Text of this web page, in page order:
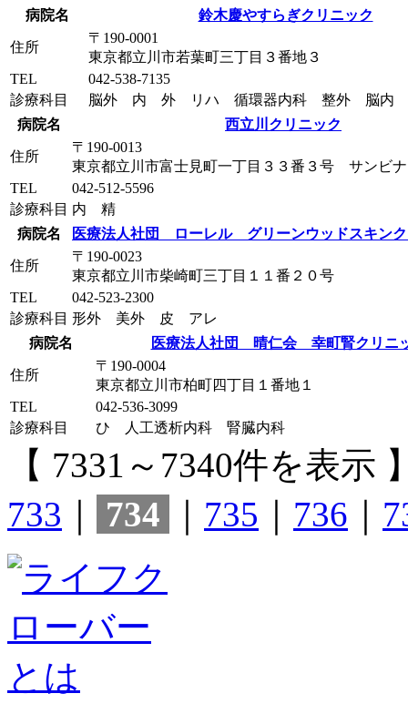
病院名
鈴木慶やすらぎクリニック
住所
〒190-0001
東京都立川市若葉町三丁目３番地３
TEL
042-538-7135
診療科目
脳外 内 外 リハ 循環器内科 整外 脳内
病院名
西立川クリニック
住所
〒190-0013
東京都立川市富士見町一丁目３３番３号 サンビ
TEL
042-512-5596
診療科目 内 精
病院名
医療法人社団 ローレル グリーンウッドスキンク
住所
〒190-0023
東京都立川市柴崎町三丁目１１番２０号
TEL
042-523-2300
診療科目 形外 美外 皮 アレ
病院名
医療法人社団 晴仁会 幸町腎クリニ
住所
〒190-0004
東京都立川市柏町四丁目１番地１
TEL
042-536-3099
診療科目
ひ 人工透析内科 腎臓内科
【 7331～7340件を表示
733
734 735 736